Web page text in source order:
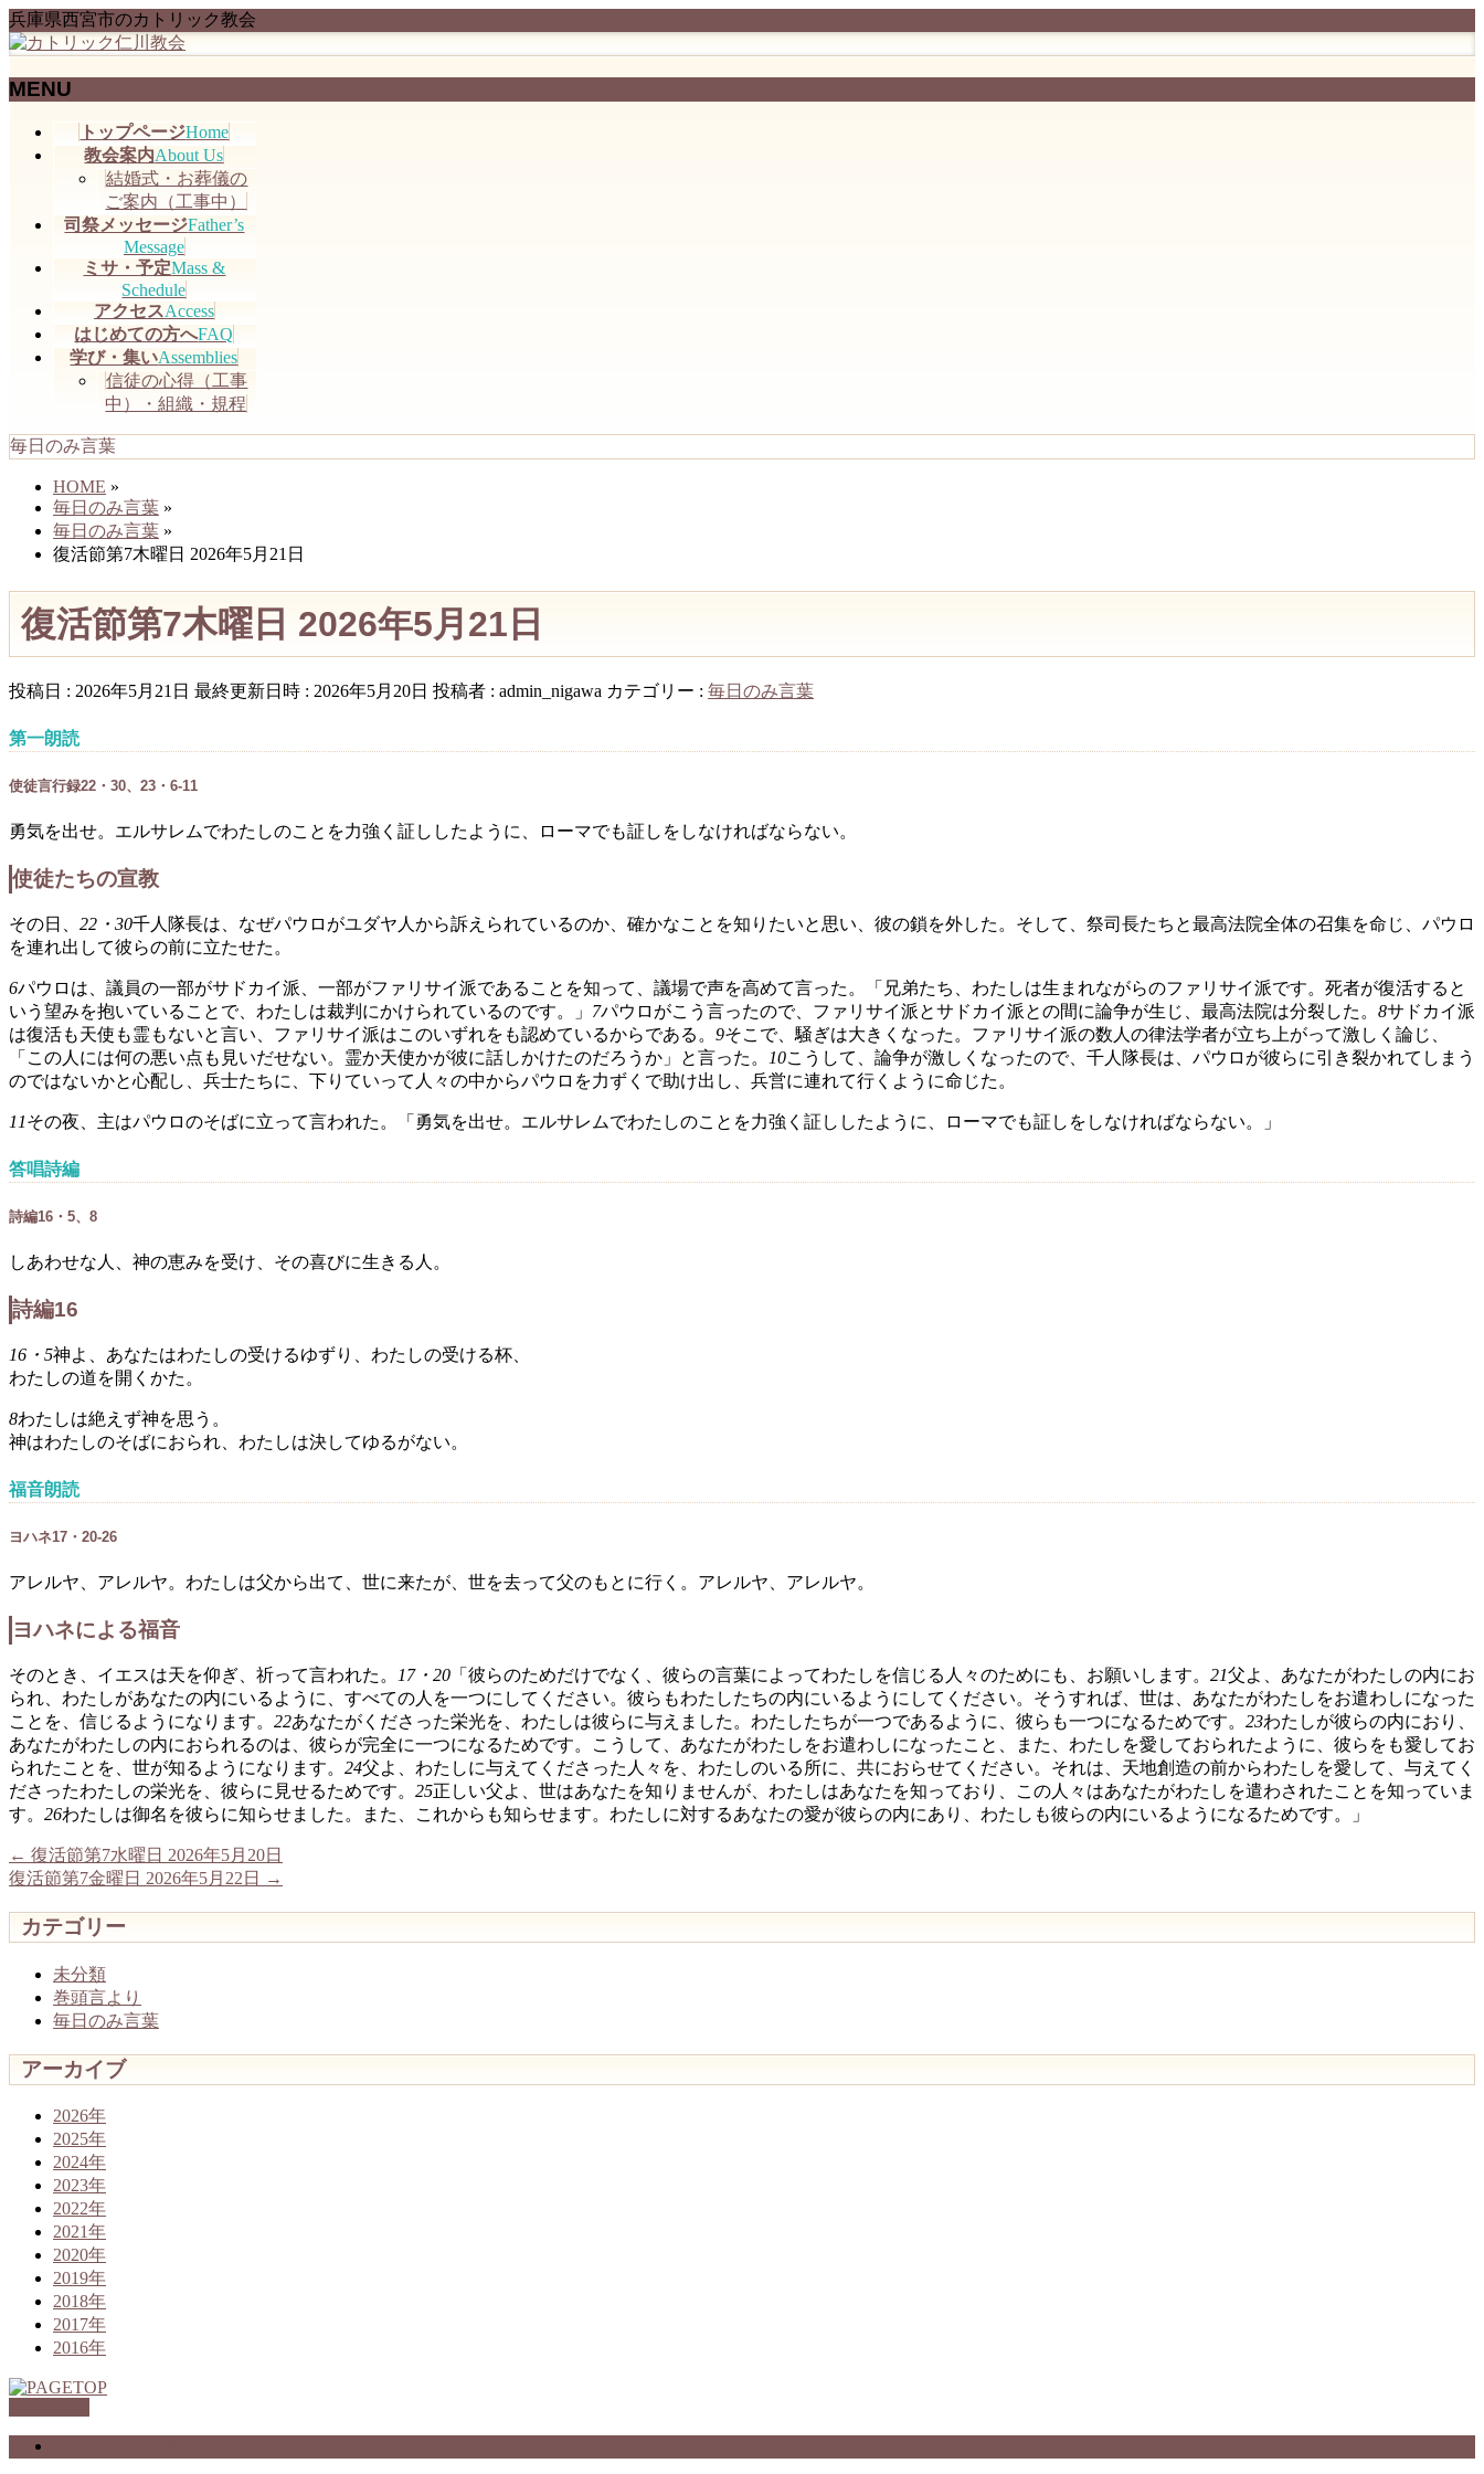
兵庫県西宮市のカトリック教会
MENU
トップページHome
教会案内About Us
結婚式・お葬儀の
ご案内（工事中）
司祭メッセージFather’s
Message
ミサ・予定Mass &
Schedule
アクセスAccess
はじめての方へFAQ
学び・集いAssemblies
信徒の心得（工事
中）・組織・規程
毎日のみ言葉
HOME »
毎日のみ言葉 »
毎日のみ言葉 »
復活節第7木曜日 2026年5月21日
復活節第7木曜日 2026年5月21日
投稿日 : 2026年5月21日 最終更新日時 : 2026年5月20日 投稿者 : admin_nigawa カテゴリー : 毎日のみ言葉
第一朗読
使徒言行録22・30、23・6-11
勇気を出せ。エルサレムでわたしのことを力強く証ししたように、ローマでも証しをしなければならない。
使徒たちの宣教
その日、 22・30千人隊長は、なぜパウロがユダヤ人から訴えられているのか、確かなことを知りたいと思い、彼の鎖を外した。そして、祭司長たちと最高法院全体の召集を命じ、パウロ
を連れ出して彼らの前に立たせた。
6パウロは、議員の一部がサドカイ派、一部がファリサイ派であることを知って、議場で声を高めて言った。「兄弟たち、わたしは生まれながらのファリサイ派です。死者が復活すると
いう望みを抱いていることで、わたしは裁判にかけられているのです。」 7パウロがこう言ったので、ファリサイ派とサドカイ派との間に論争が生じ、最高法院は分裂した。 8サドカイ派
は復活も天使も霊もないと言い、ファリサイ派はこのいずれをも認めているからである。 9そこで、騒ぎは大きくなった。ファリサイ派の数人の律法学者が立ち上がって激しく論じ、
「この人には何の悪い点も見いだせない。霊か天使かが彼に話しかけたのだろうか」と言った。
10こうして、論争が激しくなったので、千人隊長は、パウロが彼らに引き裂かれてしまう
のではないかと心配し、兵士たちに、下りていって人々の中からパウロを力ずくで助け出し、兵営に連れて行くように命じた。
11その夜、主はパウロのそばに立って言われた。「勇気を出せ。エルサレムでわたしのことを力強く証ししたように、ローマでも証しをしなければならない。」
答唱詩編
詩編16・5、8
しあわせな人、神の恵みを受け、その喜びに生きる人。
詩編16
16・5神よ、あなたはわたしの受けるゆずり、わたしの受ける杯、
わたしの道を開くかた。
8わたしは絶えず神を思う。
神はわたしのそばにおられ、わたしは決してゆるがない。
福音朗読
ヨハネ17・20-26
アレルヤ、アレルヤ。わたしは父から出て、世に来たが、世を去って父のもとに行く。アレルヤ、アレルヤ。
ヨハネによる福音
そのとき、イエスは天を仰ぎ、祈って言われた。 17・20 「彼らのためだけでなく、彼らの言葉によってわたしを信じる人々のためにも、お願いします。 21父よ、あなたがわたしの内にお
られ、わたしがあなたの内にいるように、すべての人を一つにしてください。彼らもわたしたちの内にいるようにしてください。そうすれば、世は、あなたがわたしをお遣わしになった
ことを、信じるようになります。 22あなたがくださった栄光を、わたしは彼らに与えました。わたしたちが一つであるように、彼らも一つになるためです。 23わたしが彼らの内におり、
あなたがわたしの内におられるのは、彼らが完全に一つになるためです。こうして、あなたがわたしをお遣わしになったこと、また、わたしを愛しておられたように、彼らをも愛してお
られたことを、世が知るようになります。 24父よ、わたしに与えてくださった人々を、わたしのいる所に、共におらせてください。それは、天地創造の前からわたしを愛して、与えてく
ださったわたしの栄光を、彼らに見せるためです。 25正しい父よ、世はあなたを知りませんが、わたしはあなたを知っており、この人々はあなたがわたしを遣わされたことを知っていま
す。 26わたしは御名を彼らに知らせました。また、これからも知らせます。わたしに対するあなたの愛が彼らの内にあり、わたしも彼らの内にいるようになるためです。」
← 復活節第7水曜日 2026年5月20日
復活節第7金曜日 2026年5月22日
→
カテゴリー
未分類
巻頭言より
毎日のみ言葉
アーカイブ
2026年
2025年
2024年
2023年
2022年
2021年
2020年
2019年
2018年
2017年
2016年